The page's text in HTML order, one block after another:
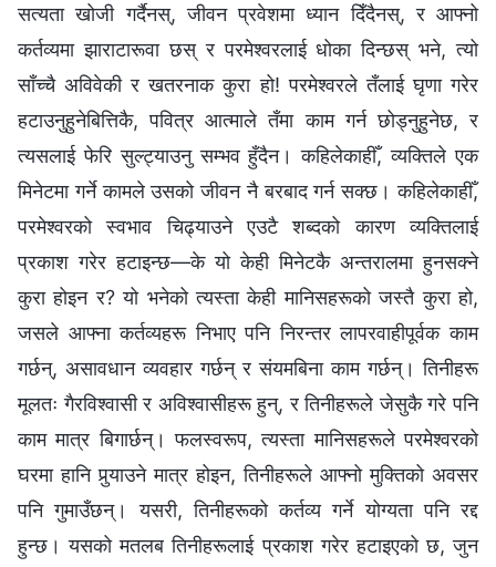
सत्यता खोजी गर्दैनस्, जीवन प्रवेशमा ध्यान दिँदैनस्, र आफ्नो
कर्तव्यमा झाराटारूवा छस् र परमेश्‍वरलाई धोका दिन्छस् भने, त्यो
साँच्‍चै अविवेकी र खतरनाक कुरा हो! परमेश्‍वरले तँलाई घृणा गरेर
हटाउनुहुनेबित्तिकै, पवित्र आत्माले तँमा काम गर्न छोड्नुहुनेछ, र
त्यसलाई फेरि सुल्ट्याउनु सम्भव हुँदैन। कहिलेकाहीँ, व्यक्तिले एक
मिनेटमा गर्ने कामले उसको जीवन नै बरबाद गर्न सक्छ। कहिलेकाहीँ,
परमेश्‍वरको स्वभाव चिढ्याउने एउटै शब्दको कारण व्यक्तिलाई
प्रकाश गरेर हटाइन्छ—के यो केही मिनेटकै अन्तरालमा हुनसक्ने
कुरा होइन र? यो भनेको त्यस्ता केही मानिसहरूको जस्तै कुरा हो,
जसले आफ्ना कर्तव्यहरू निभाए पनि निरन्तर लापरवाहीपूर्वक काम
गर्छन्, असावधान व्यवहार गर्छन् र संयमबिना काम गर्छन्। तिनीहरू
मूलतः गैरविश्‍वासी र अविश्‍वासीहरू हुन्, र तिनीहरूले जेसुकै गरे पनि
काम मात्र बिगार्छन्। फलस्वरूप, त्यस्ता मानिसहरूले परमेश्‍वरको
घरमा हानि पुर्‍याउने मात्र होइन, तिनीहरूले आफ्नो मुक्तिको अवसर
पनि गुमाउँछन्। यसरी, तिनीहरूको कर्तव्य गर्ने योग्यता पनि रद्द
हुन्छ। यसको मतलब तिनीहरूलाई प्रकाश गरेर हटाइएको छ, जुन